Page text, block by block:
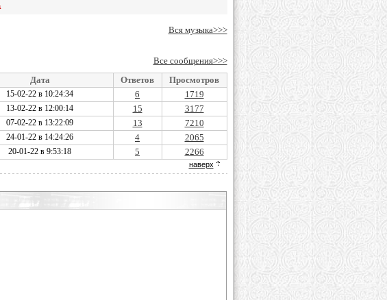
Вся музыка>>>
Все сообщения>>>
Дата Ответов Просмотров
15-02-22 в 10:24:34 6 1719
13-02-22 в 12:00:14 15 3177
07-02-22 в 13:22:09 13 7210
24-01-22 в 14:24:26 4 2065
20-01-22 в 9:53:18 5 2266
наверх